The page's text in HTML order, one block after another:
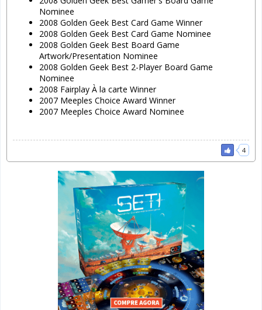
Nominee
2008 Golden Geek Best Card Game Winner
2008 Golden Geek Best Card Game Nominee
2008 Golden Geek Best Board Game
Artwork/Presentation Nominee
2008 Golden Geek Best 2-Player Board Game
Nominee
2008 Fairplay À la carte Winner
2007 Meeples Choice Award Winner
2007 Meeples Choice Award Nominee
4